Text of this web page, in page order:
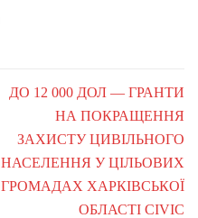
ДО 12 000 ДОЛ — ГРАНТИ
НА ПОКРАЩЕННЯ
ЗАХИСТУ ЦИВІЛЬНОГО
НАСЕЛЕННЯ У ЦІЛЬОВИХ
ГРОМАДАХ ХАРКІВСЬКОЇ
ОБЛАСТІ CIVIC